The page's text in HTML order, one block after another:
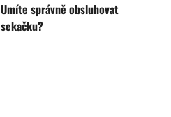
Umíte správně obsluhovat
sekačku?